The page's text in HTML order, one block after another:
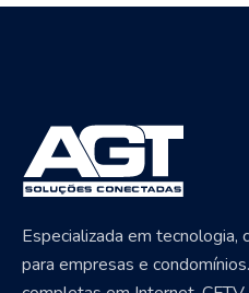
Especializada em tecnologia,
para empresas e